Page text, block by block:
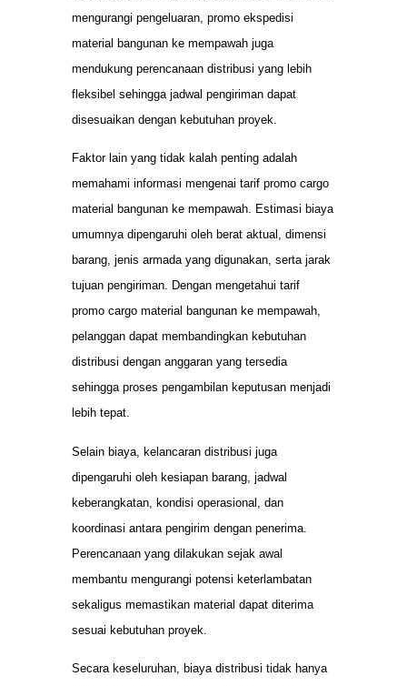
mengurangi pengeluaran, promo ekspedisi
material bangunan ke mempawah juga
mendukung perencanaan distribusi yang lebih
fleksibel sehingga jadwal pengiriman dapat
disesuaikan dengan kebutuhan proyek.
Faktor lain yang tidak kalah penting adalah
memahami informasi mengenai tarif promo cargo
material bangunan ke mempawah. Estimasi biaya
umumnya dipengaruhi oleh berat aktual, dimensi
barang, jenis armada yang digunakan, serta jarak
tujuan pengiriman. Dengan mengetahui tarif
promo cargo material bangunan ke mempawah,
pelanggan dapat membandingkan kebutuhan
distribusi dengan anggaran yang tersedia
sehingga proses pengambilan keputusan menjadi
lebih tepat.
Selain biaya, kelancaran distribusi juga
dipengaruhi oleh kesiapan barang, jadwal
keberangkatan, kondisi operasional, dan
koordinasi antara pengirim dengan penerima.
Perencanaan yang dilakukan sejak awal
membantu mengurangi potensi keterlambatan
sekaligus memastikan material dapat diterima
sesuai kebutuhan proyek.
Secara keseluruhan, biaya distribusi tidak hanya